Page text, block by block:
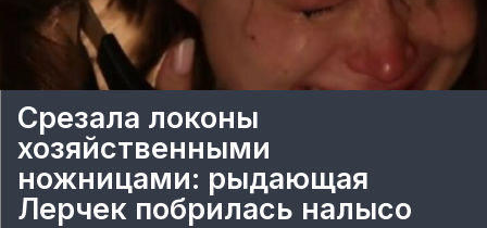
Срезала локоны
хозяйственными
ножницами: рыдающая
Лерчек побрилась налысо